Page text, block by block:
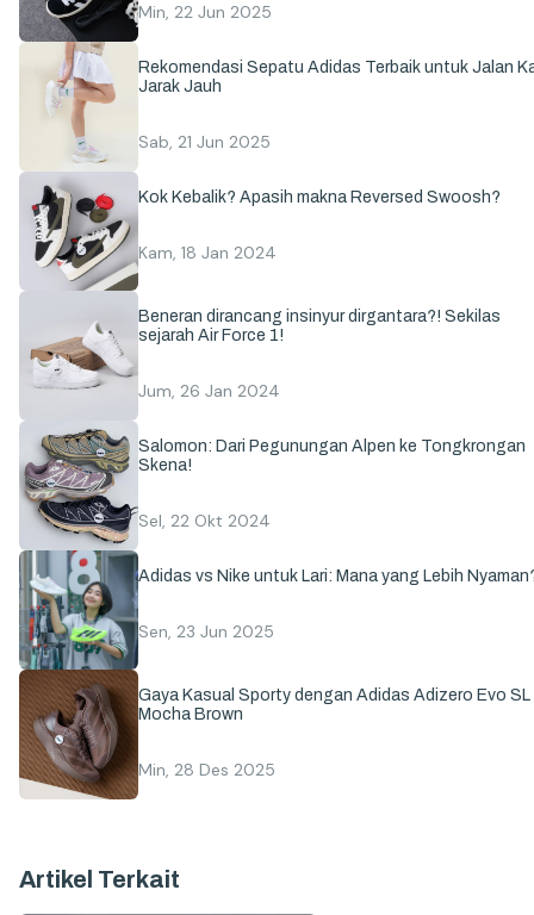
Min, 22 Jun 2025
Rekomendasi Sepatu Adidas Terbaik untuk Jalan
Jarak Jauh
Sab, 21 Jun 2025
Kok Kebalik? Apasih makna Reversed Swoosh?
Kam, 18 Jan 2024
Beneran dirancang insinyur dirgantara?! Sekilas
sejarah Air Force 1!
Jum, 26 Jan 2024
Salomon: Dari Pegunungan Alpen ke Tongkrongan
Skena!
Sel, 22 Okt 2024
Adidas vs Nike untuk Lari: Mana yang Lebih
Sen, 23 Jun 2025
Gaya Kasual Sporty dengan Adidas Adizero Evo SL
Mocha Brown
Min, 28 Des 2025
Artikel Terkait